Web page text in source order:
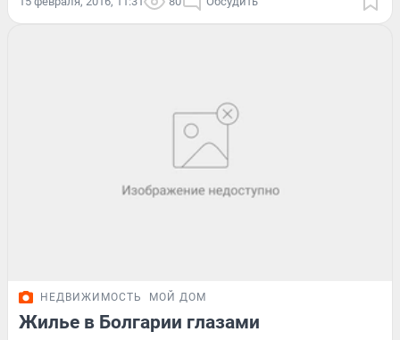
НЕДВИЖИМОСТЬ МОЙ ДОМ
Жилье в Болгарии глазами